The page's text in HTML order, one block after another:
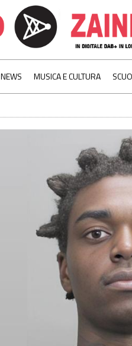
NEWS MUSICA E CULTURA